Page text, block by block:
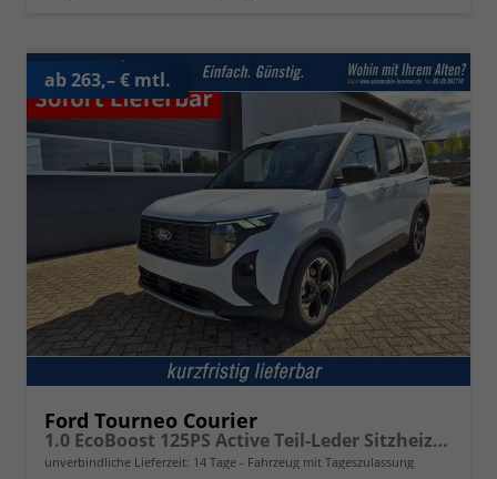
ab 263,– € mtl.
Ford Tourneo Courier
1.0 EcoBoost 125PS Active Teil-Leder Sitzheizung Lenkradheizung Klimaautomatik PDC v+h Rückf.-Kamera ACC TWA Frontscheibe beheizb. Ford-Navi SYNC4 Apple CarPlay + Android Auto
unverbindliche Lieferzeit: 14 Tage Fahrzeug mit Tageszulassung